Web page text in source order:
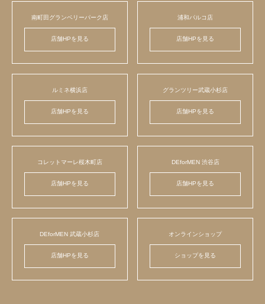
南町田グランベリーパーク店
店舗HPを見る
浦和パルコ店
店舗HPを見る
ルミネ横浜店
店舗HPを見る
グランツリー武蔵小杉店
店舗HPを見る
コレットマーレ桜木町店
店舗HPを見る
DEforMEN 渋谷店
店舗HPを見る
DEforMEN 武蔵小杉店
店舗HPを見る
オンラインショップ
ショップを見る